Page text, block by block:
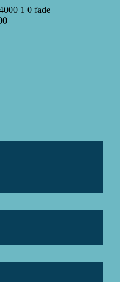
1 0 fade